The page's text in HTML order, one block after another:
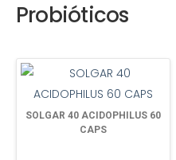
Probióticos
SOLGAR 40 ACIDOPHILUS 60
CAPS